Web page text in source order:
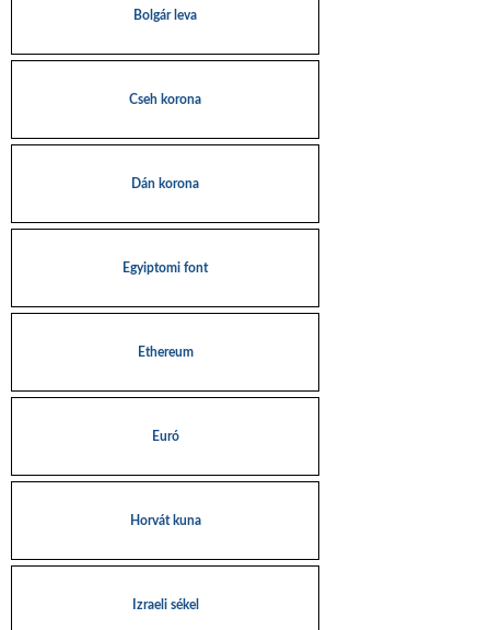
Bolgár leva
Cseh korona
Dán korona
Egyiptomi font
Ethereum
Euró
Horvát kuna
Izraeli sékel